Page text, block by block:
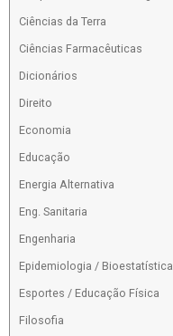
Ciências da Terra
Ciências Farmacêuticas
Dicionários
Direito
Economia
Educação
Energia Alternativa
Eng. Sanitaria
Engenharia
Epidemiologia / Bioestatística
Esportes / Educação Física
Filosofia